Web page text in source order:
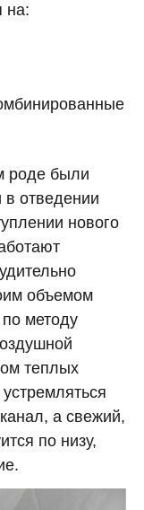
на:
роде были
в отведении
нового
объемом
методу
теплых
а свежий,
по низу,